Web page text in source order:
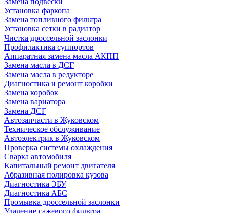
Установка фаркопа
Замена топливного фильтра
Установка сетки в радиатор
Чистка дроссельной заслонки
Профилактика суппортов
Аппаратная замена масла АКПП
Замена масла в ДСГ
Замена масла в редукторе
Диагностика и ремонт коробки
Замена коробок
Замена вариатора
Замена ДСГ
Автозапчасти в Жуковском
Техническое обслуживание
Автоэлектрик в Жуковском
Проверка системы охлаждения
Сварка автомобиля
Капитальный ремонт двигателя
Абразивная полировка кузова
Диагностика ЭБУ
Диагностика АБС
Промывка дроссельной заслонки
Удаление сажевого фильтра